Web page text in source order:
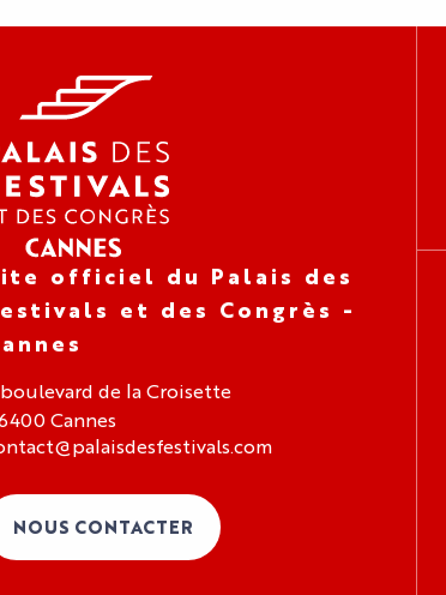
officiel du Palais des
et des Congrès -
boulevard de la Croisette
Cannes
NOUS CONTACTER